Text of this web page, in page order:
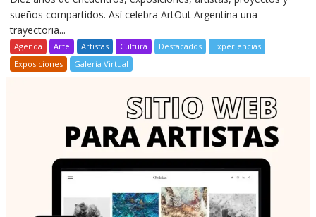
sueños compartidos. Así celebra ArtOut Argentina una
trayectoria...
Agenda Arte Artistas Cultura Destacados
Experiencias
Exposiciones
Galería Virtual